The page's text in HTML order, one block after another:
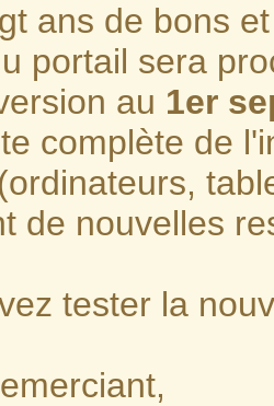
ans de bons
portail sera
au 1er
complète de
de nouvelles
tester la